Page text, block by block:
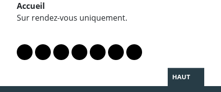
Accueil
Sur rendez-vous uniquement.
Lien vers le profil Mastodon
Lien vers le profil Bluesky
Lien vers le profil Instagram
Lien vers le profil Linkedin
Lien vers le profil Facebook
Lien vers le profil Twitter
Partager par WhatsApp
HAUT